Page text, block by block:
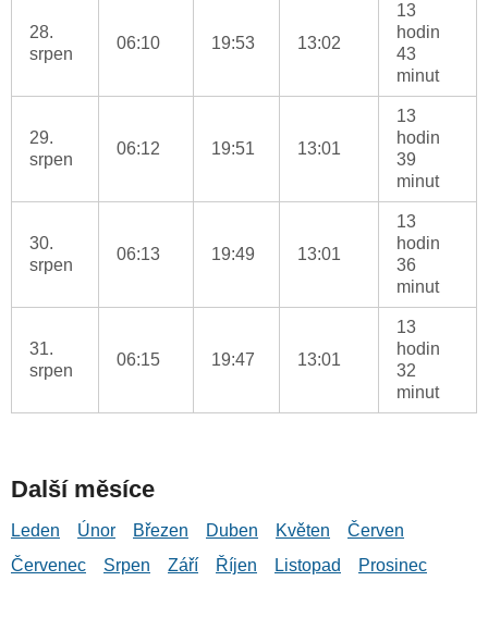
28.
srpen
06:10 19:53 13:02
13
hodin
43
minut
29.
srpen
06:12 19:51 13:01
13
hodin
39
minut
30.
srpen
06:13 19:49 13:01
13
hodin
36
minut
31.
srpen
06:15 19:47 13:01
13
hodin
32
minut
Další měsíce
Leden Únor Březen Duben Květen
Červen
Červenec
Srpen Září Říjen Listopad Prosinec